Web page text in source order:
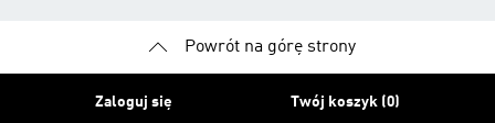
Powrót na górę strony
Zaloguj się Twój koszyk (0)